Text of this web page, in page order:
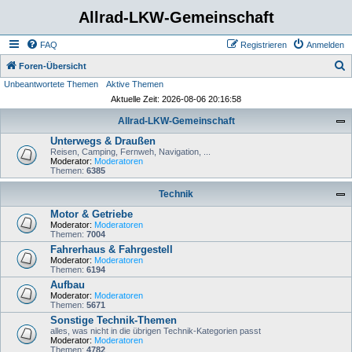
Allrad-LKW-Gemeinschaft
FAQ Anmelden
Registrieren
Foren-Übersicht
Unbeantwortete Themen
Aktive Themen
Aktuelle Zeit: 2026-08-06 20:16:58
Allrad-LKW-Gemeinschaft
Unterwegs & Draußen
Reisen, Camping, Fernweh, Navigation, ...
Moderator: Moderatoren
Themen: 6385
Technik
Motor & Getriebe
Moderator: Moderatoren
Themen: 7004
Fahrerhaus & Fahrgestell
Moderator: Moderatoren
Themen: 6194
Aufbau
Moderator: Moderatoren
Themen: 5671
Sonstige Technik-Themen
alles, was nicht in die übrigen Technik-Kategorien passt
Moderator: Moderatoren
Themen: 4782